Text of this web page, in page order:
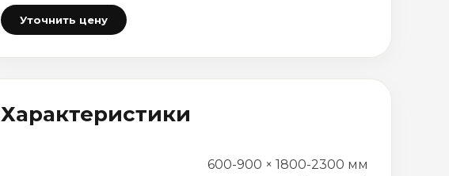
Уточнить цену
Характеристики
600-900 × 1800-2300 мм